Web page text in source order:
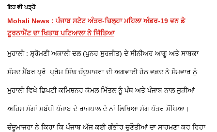
ਇਹ ਵੀ ਪੜ੍ਹੋ
Mohali News : ਪੰਜਾਬ ਸਟੇਟ ਅੰਤਰ-ਜ਼ਿਲ੍ਹਾ ਮਹਿਲਾ ਅੰਡਰ-19 ਵਨ ਡੇ
ਟੂਰਨਾਮੈਂਟ ਦਾ ਖਿਤਾਬ ਪਟਿਆਲਾ ਨੇ ਜਿੱਤਿਆ
ਮੁਹਾਲੀ : ਸ਼੍ਰੋਮਣੀ ਅਕਾਲੀ ਦਲ (ਪੁਨਰ ਸੁਰਜੀਤ) ਦੇ ਸੀਨੀਅਰ ਆਗੂ ਅਤੇ ਸਾਬਕਾ
ਸੰਸਦ ਮੈਂਬਰ ਪ੍ਰੋ. ਪ੍ਰੇਮ ਸਿੰਘ ਚੰਦੂਮਾਜਰਾ ਦੀ ਅਗਵਾਈ ਹੇਠ ਵਫ਼ਦ ਨੇ ਸੋਮਵਾਰ ਨੂੰ
ਮੁਹਾਲੀ ਵਿਖੇ ਡਿਪਟੀ ਕਮਿਸ਼ਨਰ ਕੋਮਲ ਮਿੱਤਲ ਨੂੰ ਪੰਥ ਅਤੇ ਪੰਜਾਬ ਨਾਲ ਜੁੜੀਆਂ
ਅਹਿਮ ਮੰਗਾਂ ਸਬੰਧੀ ਪੰਜਾਬ ਦੇ ਰਾਜਪਾਲ ਦੇ ਨਾਂ ਲਿਖਿਆ ਮੰਗ ਪੱਤਰ ਸੌਂਪਿਆ।
ਚੰਦੂਮਾਜਰਾ ਨੇ ਕਿਹਾ ਕਿ ਪੰਜਾਬ ਅੱਜ ਕਈ ਗੰਭੀਰ ਚੁਣੌਤੀਆਂ ਦਾ ਸਾਹਮਣਾ ਕਰ ਰਿਹਾ